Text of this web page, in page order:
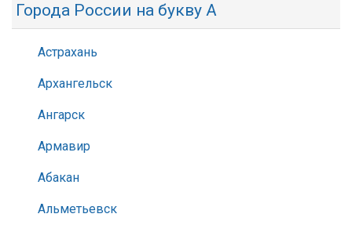
Города России на букву А
Астрахань
Архангельск
Ангарск
Армавир
Абакан
Альметьевск